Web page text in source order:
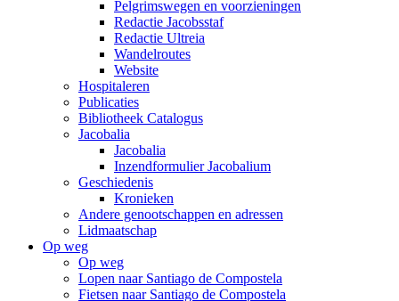
Pelgrimswegen en voorzieningen
Redactie Jacobsstaf
Redactie Ultreia
Wandelroutes
Website
Hospitaleren
Publicaties
Bibliotheek Catalogus
Jacobalia
Jacobalia
Inzendformulier Jacobalium
Geschiedenis
Kronieken
Andere genootschappen en adressen
Lidmaatschap
Op weg
Op weg
Lopen naar Santiago de Compostela
Fietsen naar Santiago de Compostela